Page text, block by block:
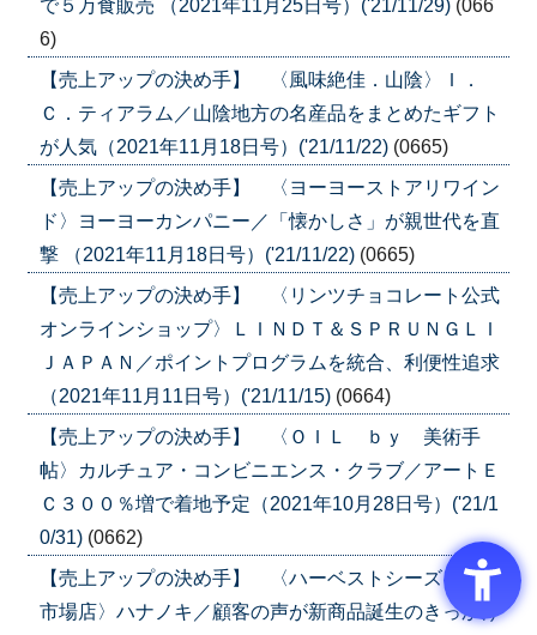
で５万食販売 （2021年11月25日号）('21/11/29) (066
6)
【売上アップの決め手】 〈風味絶佳．山陰〉Ｉ．
Ｃ．ティアラム／山陰地方の名産品をまとめたギフト
が人気（2021年11月18日号）('21/11/22) (0665)
【売上アップの決め手】 〈ヨーヨーストアリワイン
ド〉ヨーヨーカンパニー／「懐かしさ」が親世代を直
撃 （2021年11月18日号）('21/11/22) (0665)
【売上アップの決め手】 〈リンツチョコレート公式
オンラインショップ〉ＬＩＮＤＴ＆ＳＰＲＵＮＧＬＩ
ＪＡＰＡＮ／ポイントプログラムを統合、利便性追求
（2021年11月11日号）('21/11/15) (0664)
【売上アップの決め手】 〈ＯＩＬ ｂｙ 美術手
帖〉カルチュア・コンビニエンス・クラブ／アートＥ
Ｃ３００％増で着地予定（2021年10月28日号）('21/1
0/31) (0662)
【売上アップの決め手】 〈ハーベストシーズン楽天
市場店〉ハナノキ／顧客の声が新商品誕生のきっかけ